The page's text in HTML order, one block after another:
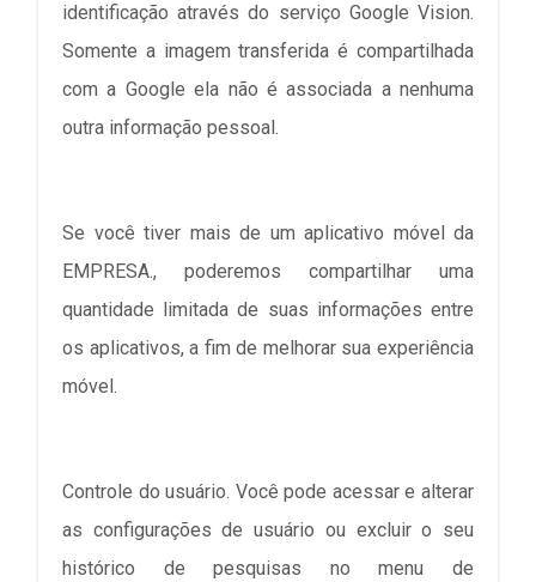
identificação através do serviço Google Vision.
Somente a imagem transferida é compartilhada
com a Google ela não é associada a nenhuma
outra informação pessoal.
Se você tiver mais de um aplicativo móvel da
EMPRESA., poderemos compartilhar uma
quantidade limitada de suas informações entre
os aplicativos, a fim de melhorar sua experiência
móvel.
Controle do usuário. Você pode acessar e alterar
as configurações de usuário ou excluir o seu
histórico de pesquisas no menu de